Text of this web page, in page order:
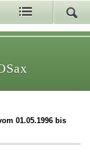
01.05.1996 bis